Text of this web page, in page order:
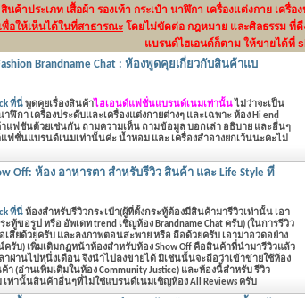
าประเภท เสื้อผ้า รองเท้า กระเป๋า นาฬิกา เครื่องแต่งกาย เครื่
พื่อให้เห็นได้ในที่สาธารณะ โดยไม่ขัดต่อ กฎหมาย และศิลธรรม ที่ดี
แบรนด์ไฮเอนด์ก็ตาม ให้ขายได้ที่
Brandname Chat : ห้องพูดคุยเกี่ยวกับสินค้าแบ
ที่นี่ พูดคุยเรื่องสินค้าไฮเอนด์แฟชั่นแบรนด์เนมเท่านั้นไม่ว่าจะเป็น
าฬิกา เครื่องประดับและเครื่องแต่งกายต่างๆ และเฉพาะ ห้อง Hi end
าแฟชันด้วยเช่นกันถามความเห็น ถามข้อมูล บอกเล่า อธิบาย และอื่นๆ
ฟชั่นแบรนด์เนมเท่านั้นค่ะ น้ำหอม และ เครื่องสำอางยกเว้นนะคะไม่
Off: ห้อง อาหารตา สำหรับรีวิว สินค้า และ Life Style ที่
ที่นี่ ห้องสำหรับรีวิวกระเป๋า(ผู้ที่ตั้งกระทู้ต้องมีสินค้ามารีวิวเท่านั้น เอา
ทู้ขอรูป หรือ อัพเดท trend เชิญห้อง Brandname Chat ครับ) (ในการรีวิว
สียด้วยครับ และลงภาพตอนสะพาย หรือ ถือด้วยครับ เอามาอวดอย่าง
ครับ) เพิ่มเติมกฏหน้าห้องสำหรับห้อง Show Off คือสินค้าที่นำมารีวิวแล้ว
าผ่านไปหนึ่งเดือน จึงนำไปลงขายได้ มิเช่นนั้นจะถือว่าเข้าข่ายใช้ห้อง
า (อ่านเพิ่มเติมในห้อง Community Justice) และห้องนี้สำหรับ รีวิว
ท่านั้นสินค้าอื่นๆที่ไม่ใช่แบรนด์เนมเชิญห้อง All Reviews ครับ